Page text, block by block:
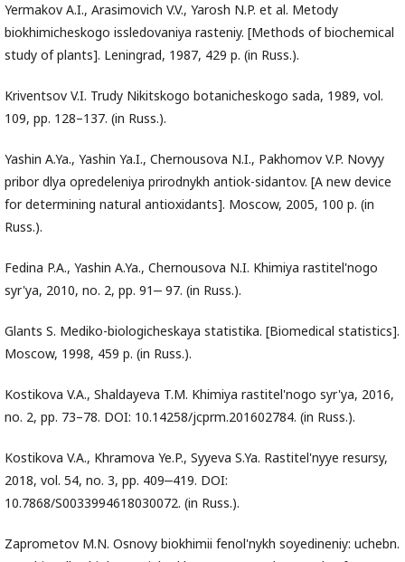
Yermakov A.I., Arasimovich V.V., Yarosh N.P. et al. Metody
biokhimicheskogo issledovaniya rasteniy. [Methods of biochemical
study of plants]. Leningrad, 1987, 429 p. (in Russ.).
Kriventsov V.I. Trudy Nikitskogo botanicheskogo sada, 1989, vol.
109, pp. 128–137. (in Russ.).
Yashin A.Ya., Yashin Ya.I., Chernousova N.I., Pakhomov V.P. Novyy
pribor dlya opredeleniya prirodnykh antiok-sidantov. [A new device
for determining natural antioxidants]. Moscow, 2005, 100 p. (in
Russ.).
Fedina P.A., Yashin A.Ya., Chernousova N.I. Khimiya rastitel'nogo
syr'ya, 2010, no. 2, pp. 91‒ 97. (in Russ.).
Glants S. Mediko-biologicheskaya statistika. [Biomedical statistics].
Moscow, 1998, 459 p. (in Russ.).
Kostikova V.A., Shaldayeva T.M. Khimiya rastitel'nogo syr'ya, 2016,
no. 2, pp. 73–78. DOI: 10.14258/jcprm.201602784. (in Russ.).
Kostikova V.A., Khramova Ye.P., Syyeva S.Ya. Rastitel'nyye resursy,
2018, vol. 54, no. 3, pp. 409‒419. DOI:
10.7868/S0033994618030072. (in Russ.).
Zaprometov M.N. Osnovy biokhimii fenol'nykh soyedineniy: uchebn.